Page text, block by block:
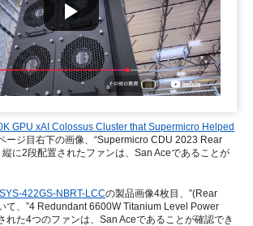
GPU xAI Colossus Cluster that Supermicro Helped
ージ目右下の画像、“Supermicro CDU 2023 Rear
縦に2段配置されたファンは、San Aceであることが
422GS-NBRT-LCCの製品画像4枚目、”(Rear
て、”4 Redundant 6600W Titanium Level Power
れた4つのファンは、San Aceであることが確認でき